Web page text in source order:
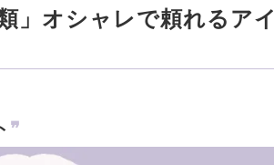
」オシャレで頼れるアイ
❞